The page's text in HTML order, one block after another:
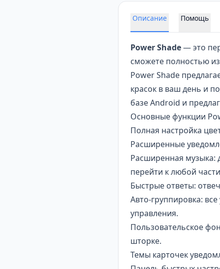
Описание Помощь
Power Shade— это
сможете полностью
Power Shade
красок в ваш день и
базе Android и
Основные функции
Полная настройка
Расширенные
Расширенная музыка:
перейти к любой
Быстрые ответы:
Авто-группировка:
управления.
Пользовательское
шторке.
Темы карточек